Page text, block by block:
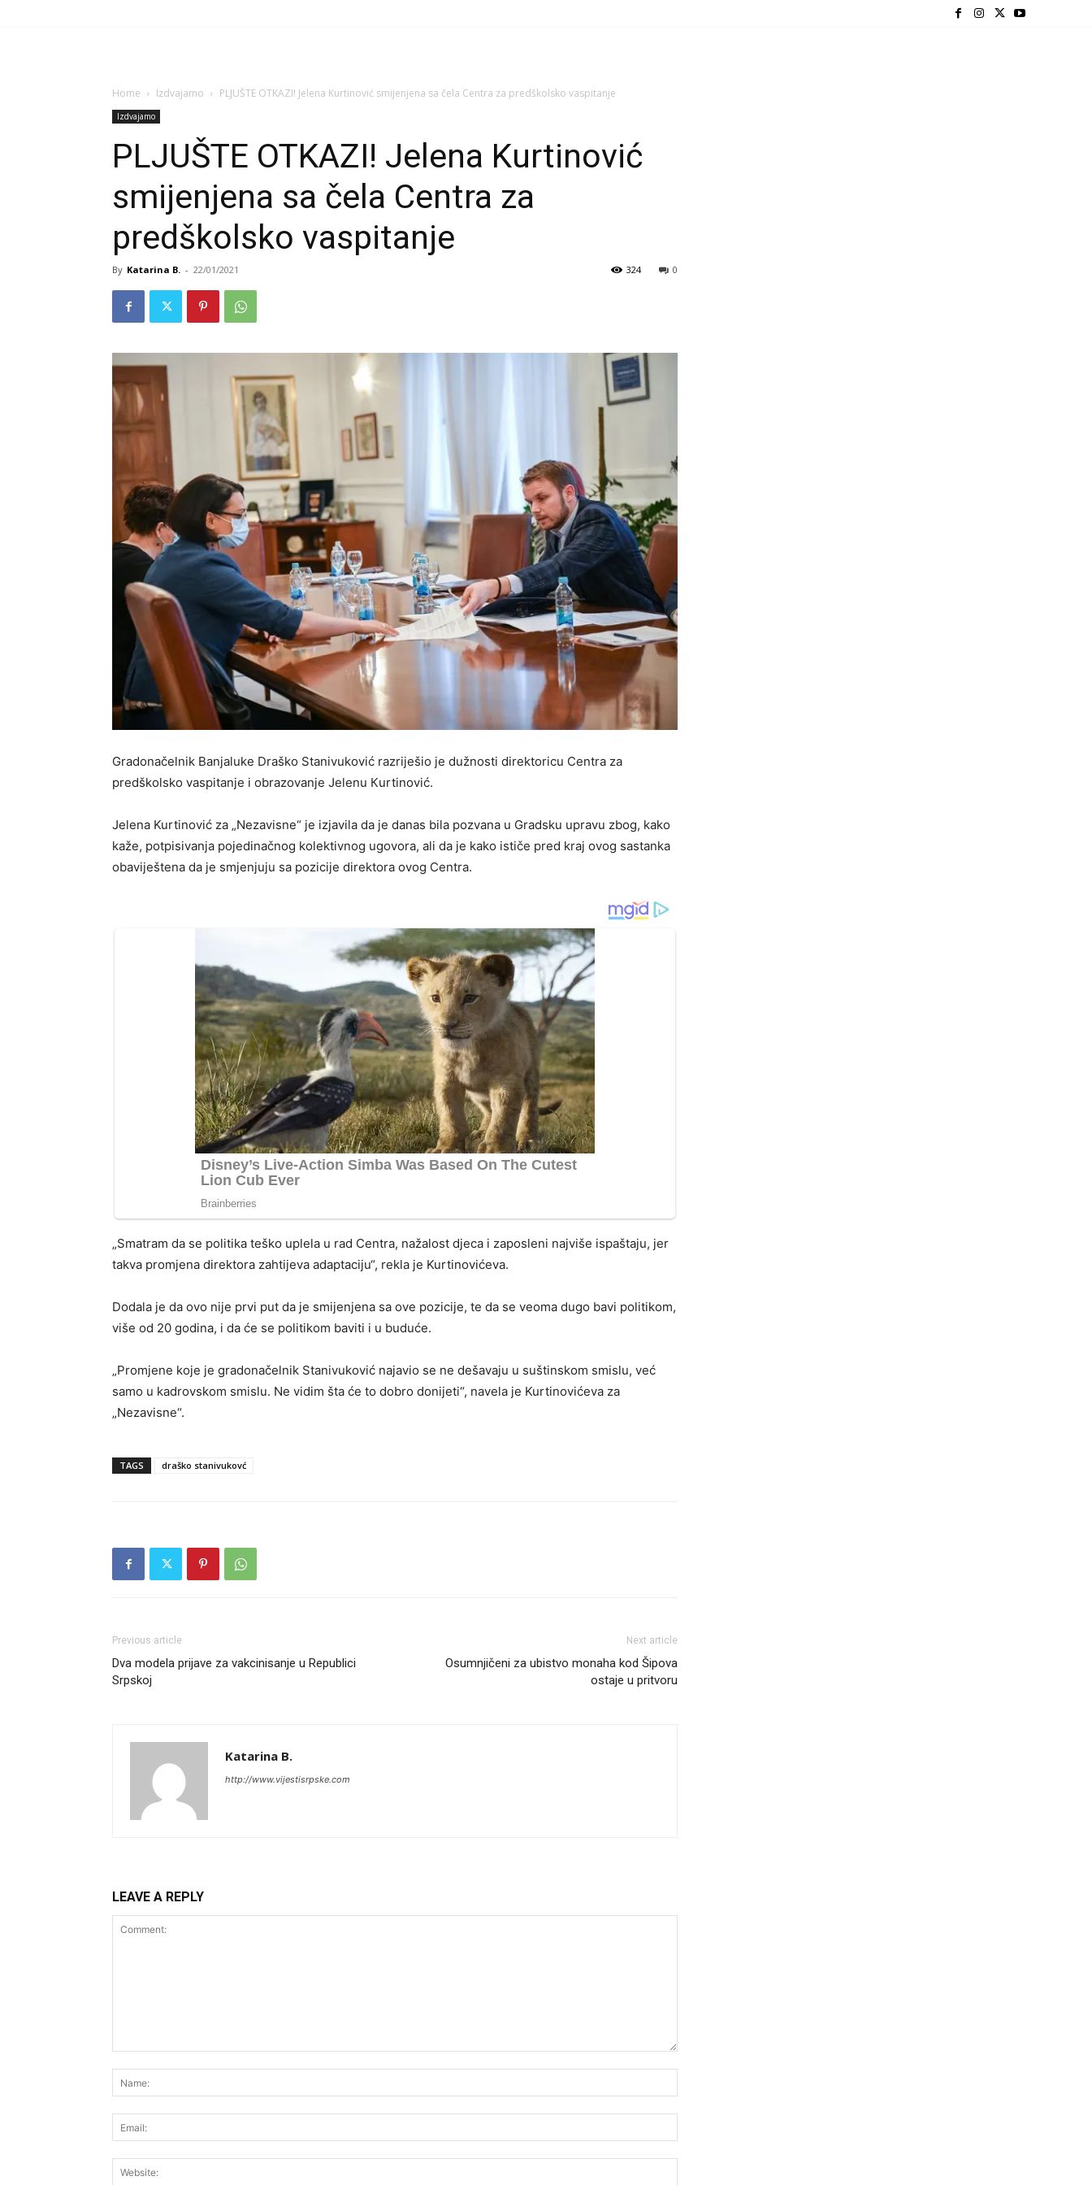
Home Izdvajamo PLJUŠTE OTKAZI! Jelena Kurtinović smijenjena sa čela Centra za predškolsko vaspitanje
Izdvajamo
PLJUŠTE OTKAZI! Jelena Kurtinović
smijenjena sa čela Centra za
predškolsko vaspitanje
By Katarina B. - 22/01/2021 0
324
Gradonačelnik Banjaluke Draško Stanivuković razriješio je dužnosti direktoricu Centra za
predškolsko vaspitanje i obrazovanje Jelenu Кurtinović.
Jelena Kurtinović za „Nezavisne“ je izjavila da je danas bila pozvana u Gradsku upravu zbog, kako
kaže, potpisivanja pojedinačnog kolektivnog ugovora, ali da je kako ističe pred kraj ovog sastanka
obaviještena da je smjenjuju sa pozicije direktora ovog Centra.
„Smatram da se politika teško uplela u rad Centra, nažalost djeca i zaposleni najviše ispaštaju, jer
takva promjena direktora zahtijeva adaptaciju“, rekla je Kurtinovićeva.
Dodala je da ovo nije prvi put da je smijenjena sa ove pozicije, te da se veoma dugo bavi politikom,
više od 20 godina, i da će se politikom baviti i u buduće.
„Promjene koje je gradonačelnik Stanivuković najavio se ne dešavaju u suštinskom smislu, već
samo u kadrovskom smislu. Ne vidim šta će to dobro donijeti“, navela je Kurtinovićeva za
„Nezavisne“.
TAGS draško stanivukovć
Previous article
Dva modela prijave za vakcinisanje u Republici
Srpskoj
Next article
Osumnjičeni za ubistvo monaha kod Šipova
ostaje u pritvoru
Katarina B.
http://www.vijestisrpske.com
LEAVE A REPLY